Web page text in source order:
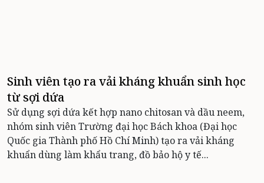
Sinh viên tạo ra vải kháng khuẩn sinh học
từ sợi dứa
Sử dụng sợi dứa kết hợp nano chitosan và dầu neem,
nhóm sinh viên Trường đại học Bách khoa (Đại học
Quốc gia Thành phố Hồ Chí Minh) tạo ra vải kháng
khuẩn dùng làm khẩu trang, đồ bảo hộ y tế...